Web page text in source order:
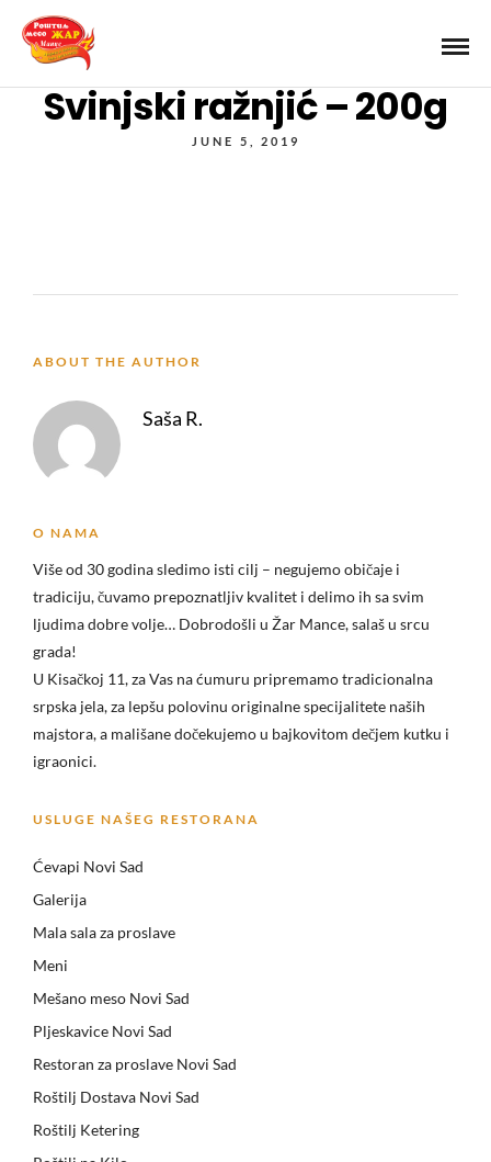
Svinjski ražnjić – 200g
JUNE 5, 2019
ABOUT THE AUTHOR
Saša R.
O NAMA
Više od 30 godina sledimo isti cilj – negujemo običaje i
tradiciju, čuvamo prepoznatljiv kvalitet i delimo ih sa svim
ljudima dobre volje… Dobrodošli u Žar Mance, salaš u srcu
grada!
U Kisačkoj 11, za Vas na ćumuru pripremamo tradicionalna
srpska jela, za lepšu polovinu originalne specijalitete naših
majstora, a mališane dočekujemo u bajkovitom dečjem kutku i
igraonici.
USLUGE NAŠEG RESTORANA
Ćevapi Novi Sad
Galerija
Mala sala za proslave
Meni
Mešano meso Novi Sad
Pljeskavice Novi Sad
Restoran za proslave Novi Sad
Roštilj Dostava Novi Sad
Roštilj Ketering